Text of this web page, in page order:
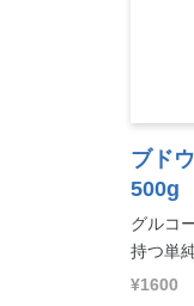
ブド
500g
グルコ
持つ単
¥1600